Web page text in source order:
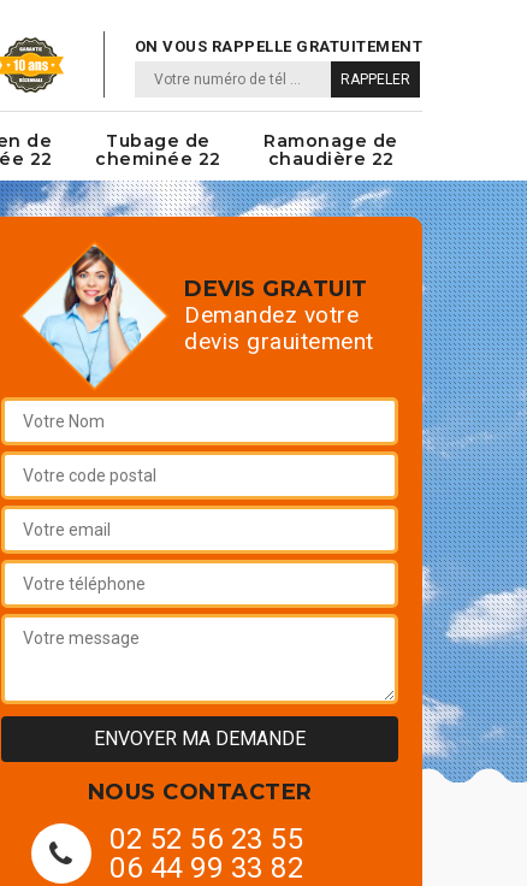
ON VOUS RAPPELLE GRATUITEMENT
de
22
Tubage de
cheminée 22
Ramonage de
chaudière 22
DEVIS GRATUIT
Demandez votre
devis grauitement
NOUS CONTACTER
02 52 56 23 55
06 44 99 33 82